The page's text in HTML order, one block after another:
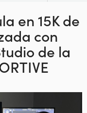
en15K de
con
de la